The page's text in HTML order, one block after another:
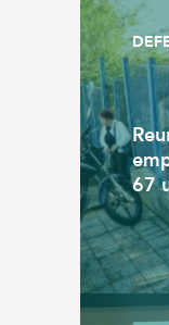
67